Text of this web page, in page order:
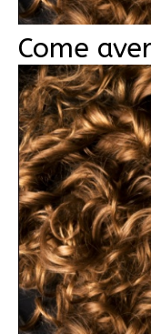
Come